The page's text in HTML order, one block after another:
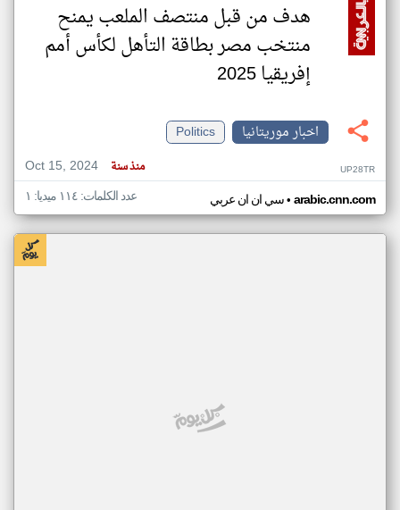
هدف من قبل منتصف الملعب يمنح
منتخب مصر بطاقة التأهل لكأس أمم
إفريقيا 2025
اخبار موريتانيا
Politics
Oct 15, 2024
منذ سنة UP28TR
سي ان ان عربي• arabic.cnn.com عدد الكلمات: ١١٤ ميديا: ١